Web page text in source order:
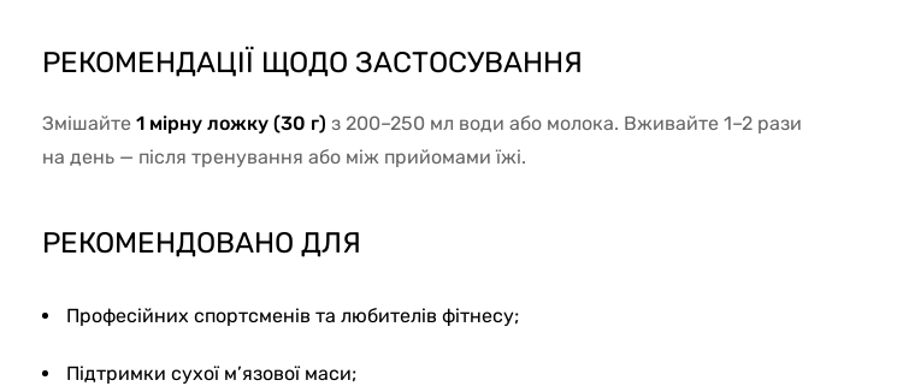
РЕКОМЕНДАЦІЇ ЩОДО ЗАСТОСУВАННЯ
Змішайте 1 мірну ложку (30 г) з 200–250 мл води або молока. Вживайте 1–2 рази
на день — після тренування або між прийомами їжі.
РЕКОМЕНДОВАНО ДЛЯ
Професійних спортсменів та любителів фітнесу;
Підтримки сухої м’язової маси;